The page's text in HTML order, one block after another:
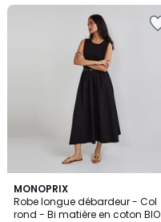
MONOPRIX
Robe longue débardeur - Col
rond - Bi matière en coton BIO
3,7
/ 5
4
Couleurs